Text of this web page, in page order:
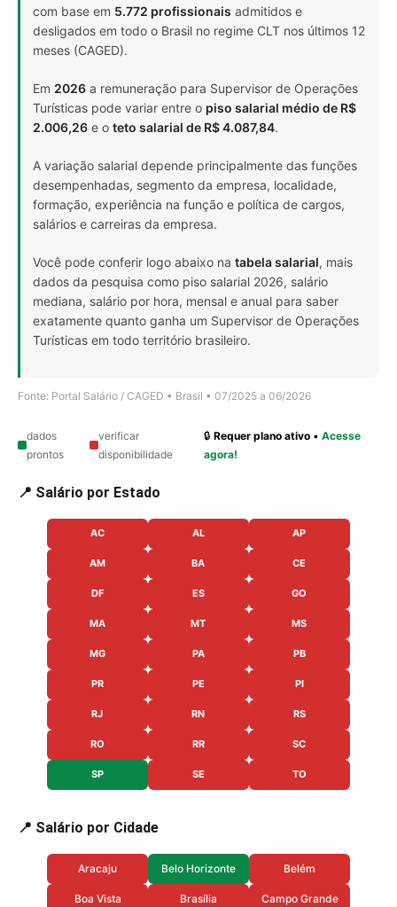
com base em 5.772 profissionais admitidos e
desligados em todo o Brasil no regime CLT nos últimos 12
meses (CAGED).
Em 2026 a remuneração para Supervisor de Operações
Turísticas pode variar entre o piso salarial médio de R$
2.006,26 e o teto salarial de R$ 4.087,84.
A variação salarial depende principalmente das funções
desempenhadas, segmento da empresa, localidade,
formação, experiência na função e política de cargos,
salários e carreiras da empresa.
Você pode conferir logo abaixo na tabela salarial, mais
dados da pesquisa como piso salarial 2026, salário
mediana, salário por hora, mensal e anual para saber
exatamente quanto ganha um Supervisor de Operações
Turísticas em todo território brasileiro.
Fonte: Portal Salário / CAGED • Brasil • 07/2025 a 06/2026
dados
prontos
verificar
disponibilidade
🔒Requer plano ativo •Acesse
agora!
📍 Salário por Estado
AC AL AP
AM BA CE
DF ES GO
MA MT MS
MG PA PB
PR PE PI
RJ RN RS
RO RR SC
SP SE TO
📍 Salário por Cidade
Aracaju Belo Horizonte Belém
Boa Vista Brasília Campo Grande